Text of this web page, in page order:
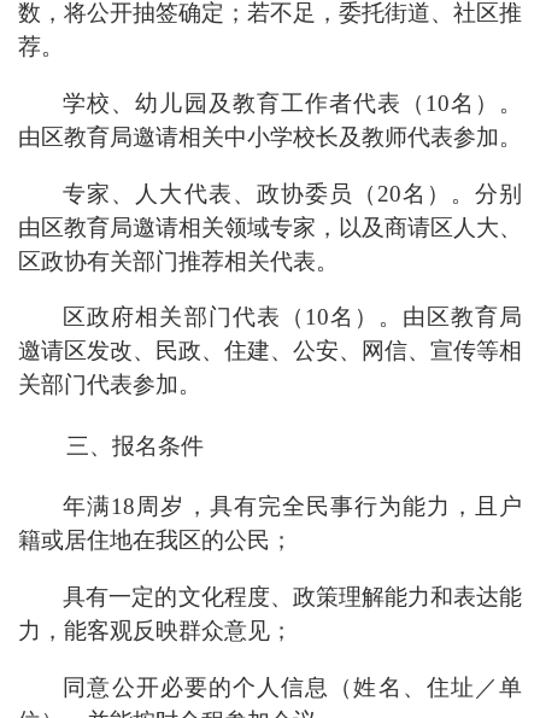
数，将公开抽签确定；若不足，委托街道、社区推
荐。
学校、幼儿园 及教育工作者代表（ 10名） 。
由区教育局邀请相关中小学校长及教师代表参加。
专家、人大代表、政协委员（ 20名） 。 分别
由区教育局邀请相关领域专家，以及商请区人大、
区政协有关部门推荐相关代表。
区政府相关部门代表（ 10名） 。 由区教育局
邀请区发改、民政、住建、公安、网信、宣传等相
关部门代表参加。
三、 报名条件
年满18周岁，具有完全民事行为能力，且户
籍或居住地在我区的公民；
具有一定的文化程度、政策理解能力和表达能
力，能客观反映群众意见；
同意公开必要的个人信息（姓名、住址／单